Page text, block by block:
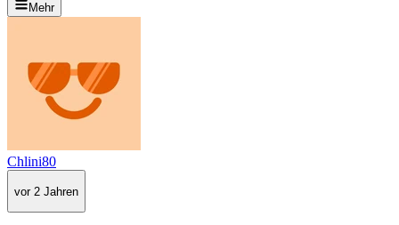
Mehr
Chlini80
vor 2 Jahren